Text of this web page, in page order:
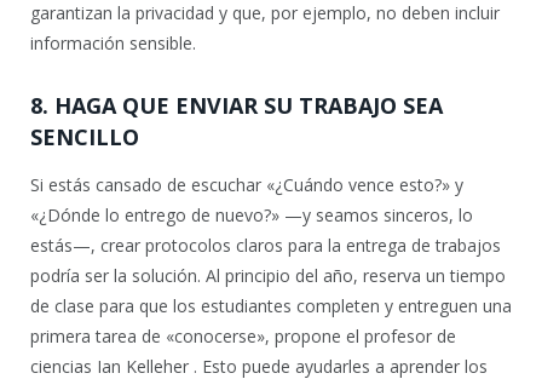
garantizan la privacidad y que, por ejemplo, no deben incluir
información sensible.
8. HAGA QUE ENVIAR SU TRABAJO SEA
SENCILLO
Si estás cansado de escuchar «¿Cuándo vence esto?» y
«¿Dónde lo entrego de nuevo?» —y seamos sinceros, lo
estás—, crear protocolos claros para la entrega de trabajos
podría ser la solución. Al principio del año, reserva un tiempo
de clase para que los estudiantes completen y entreguen una
primera tarea de «conocerse», propone el profesor de
ciencias Ian Kelleher . Esto puede ayudarles a aprender los